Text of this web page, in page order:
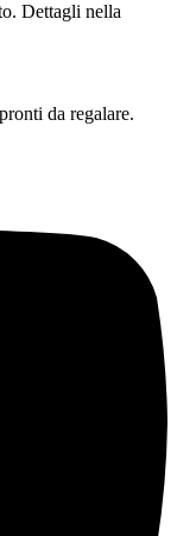
Dettagli nella
da regalare.